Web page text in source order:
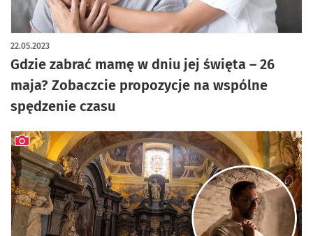
Gdzie zabrać mamę w dniu jej święta – 26
maja? Zobaczcie propozycje na wspólne
spędzenie czasu
22.05.2023